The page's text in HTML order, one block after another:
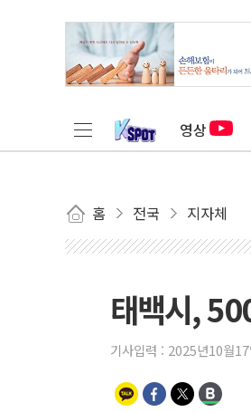
영상
홈 전국 지자체
태백시,
기사입력 : 2025년10월